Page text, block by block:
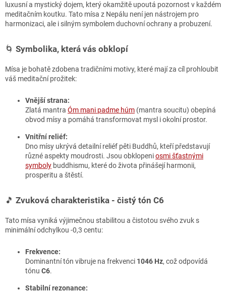
luxusní a mystický dojem, který okamžitě upoutá pozornost v každém
meditačním koutku. Tato mísa z Nepálu není jen nástrojem pro
harmonizaci, ale i silným symbolem duchovní ochrany a probuzení.
🌀 Symbolika, která vás obklopí
Mísa je bohatě zdobena tradičními motivy, které mají za cíl prohloubit
váš meditační prožitek:
Vnější strana:
Zlatá mantra Óm mani padme húm (mantra soucitu) obepíná
obvod mísy a pomáhá transformovat mysl i okolní prostor.
Vnitřní reliéf:
Dno mísy ukrývá detailní reliéf pěti Buddhů, kteří představují
různé aspekty moudrosti. Jsou obklopeniosmi šťastnými
symboly buddhismu, které do života přinášejí harmonii,
prosperitu a štěstí.
🎵 Zvuková charakteristika - čistý tón C6
Tato mísa vyniká výjimečnou stabilitou a čistotou svého zvuk s
minimální odchylkou -0,3 centu:
Frekvence:
Dominantní tón vibruje na frekvenci 1046 Hz, což odpovídá
tónu C6.
Stabilní rezonance: